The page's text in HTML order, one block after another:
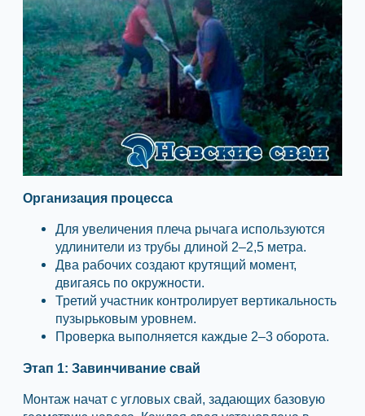
Организация процесса
Для увеличения плеча рычага используются
удлинители из трубы длиной 2–2,5 метра.
Два рабочих создают крутящий момент,
двигаясь по окружности.
Третий участник контролирует вертикальность
пузырьковым уровнем.
Проверка выполняется каждые 2–3 оборота.
Этап 1: Завинчивание свай
Монтаж начат с угловых свай, задающих базовую